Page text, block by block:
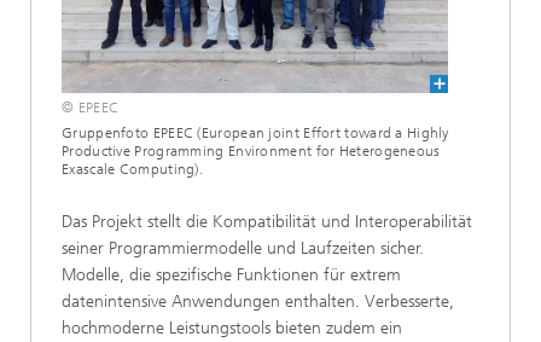
© EPEEC
Gruppenfoto EPEEC (European joint Effort toward a Highly
Productive Programming Environment for Heterogeneous
Exascale Computing).
Das Projekt stellt die Kompatibilität und Interoperabilität
seiner Programmiermodelle und Laufzeiten sicher.
Modelle, die spezifische Funktionen für extrem
datenintensive Anwendungen enthalten. Verbesserte,
hochmoderne Leistungstools bieten zudem ein